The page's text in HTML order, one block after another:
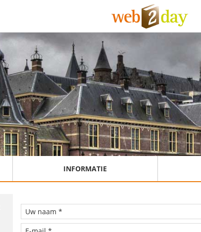
INFORMATIE